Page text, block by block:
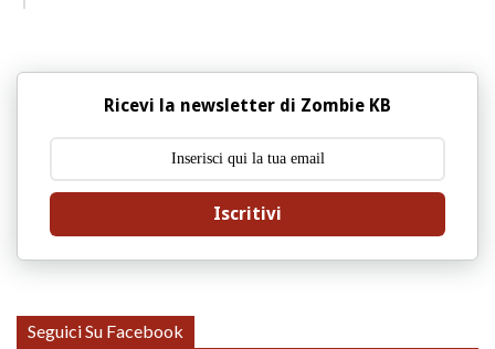
Ricevi la newsletter di Zombie KB
Iscritivi
Seguici Su Facebook